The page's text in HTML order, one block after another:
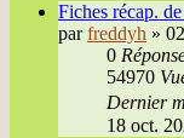
Fiches récap.
parfreddyh »
0
54970
Dernier
18 oct.